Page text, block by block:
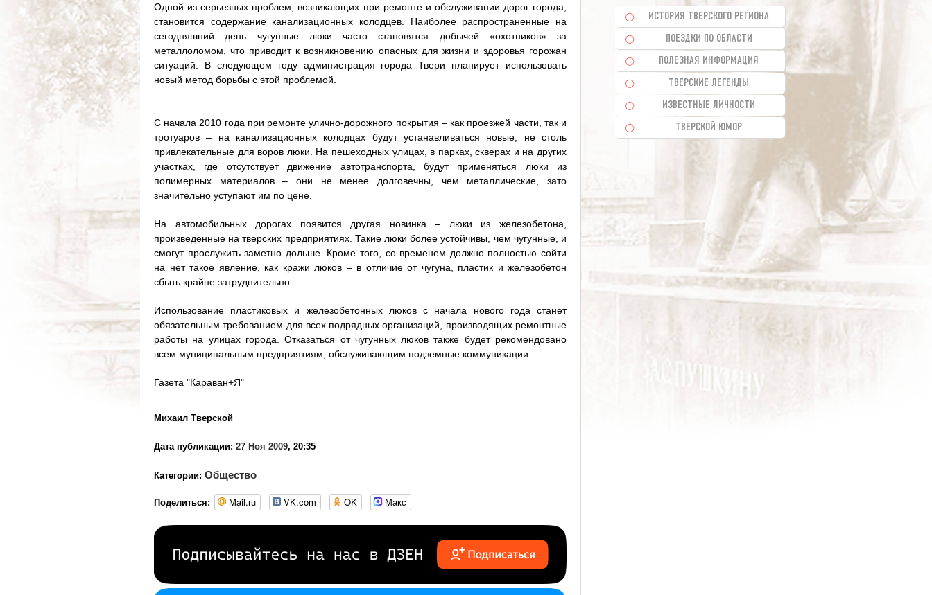
Одной из серьезных проблем, возникающих при ремонте и обслуживании дорог города,
становится содержание канализационных колодцев. Наиболее распространенные на
сегодняшний день чугунные люки часто становятся добычей «охотников» за
металлоломом, что приводит к возникновению опасных для жизни и здоровья горожан
ситуаций. В следующем году администрация города Твери планирует использовать
новый метод борьбы с этой проблемой.
С начала 2010 года при ремонте улично-дорожного покрытия – как проезжей части, так и
тротуаров – на канализационных колодцах будут устанавливаться новые, не столь
привлекательные для воров люки. На пешеходных улицах, в парках, скверах и на других
участках, где отсутствует движение автотранспорта, будут применяться люки из
полимерных материалов – они не менее долговечны, чем металлические, зато
значительно уступают им по цене.
На автомобильных дорогах появится другая новинка – люки из железобетона,
произведенные на тверских предприятиях. Такие люки более устойчивы, чем чугунные, и
смогут прослужить заметно дольше. Кроме того, со временем должно полностью сойти
на нет такое явление, как кражи люков – в отличие от чугуна, пластик и железобетон
сбыть крайне затруднительно.
Использование пластиковых и железобетонных люков с начала нового года станет
обязательным требованием для всех подрядных организаций, производящих ремонтные
работы на улицах города. Отказаться от чугунных люков также будет рекомендовано
всем муниципальным предприятиям, обслуживающим подземные коммуникации.
Газета "Караван+Я"
Михаил Тверской
Дата публикации: 27 Ноя 2009, 20:35
Категории: Общество
Поделиться: Mail.ru VK.com OK Макс
ИСТОРИЯ ТВЕРСКОГО РЕГИОНА
ПОЕЗДКИ ПО ОБЛАСТИ
ПОЛЕЗНАЯ ИНФОРМАЦИЯ
ТВЕРСКИЕ ЛЕГЕНДЫ
ИЗВЕСТНЫЕ ЛИЧНОСТИ
ТВЕРСКОЙ ЮМОР